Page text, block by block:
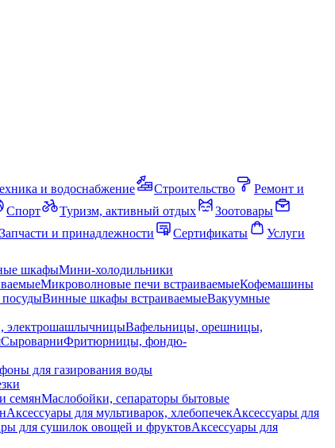
и водоснабжение Строительство
Ремонт и
Спорт Туризм, активный отдых
Зоотовары
Запчасти и принадлежности Сертификаты
Услуги
шкафыМини-холодильники
Микроволновые печи встраиваемыеКофемашины
Винные шкафы встраиваемыеВакуумные
электрошашлычницыВафельницы, орешницы,
СыроварниФритюрницы, фондю-
для газирования воды
семянМаслобойки, сепараторы бытовые
Аксессуары для мультиварок, хлебопечекАксессуары для
для сушилок овощей и фруктовАксессуары для